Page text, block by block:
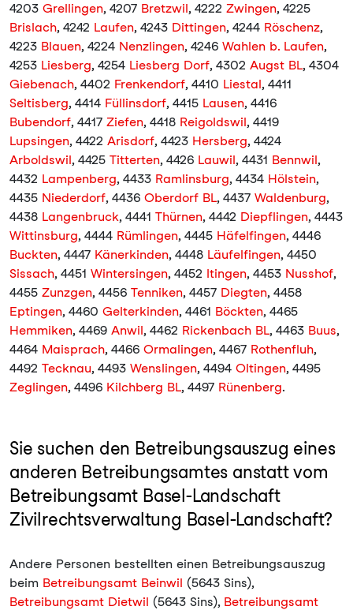
4203 Grellingen, 4207 Bretzwil, 4222 Zwingen, 4225
Brislach, 4242 Laufen, 4243 Dittingen, 4244 Röschenz,
4223 Blauen, 4224 Nenzlingen, 4246 Wahlen b. Laufen,
4253 Liesberg, 4254 Liesberg Dorf, 4302 Augst BL, 4304
Giebenach, 4402 Frenkendorf, 4410 Liestal, 4411
Seltisberg, 4414 Füllinsdorf, 4415 Lausen, 4416
Bubendorf, 4417 Ziefen, 4418 Reigoldswil, 4419
Lupsingen, 4422 Arisdorf, 4423 Hersberg, 4424
Arboldswil, 4425 Titterten, 4426 Lauwil, 4431 Bennwil,
4432 Lampenberg, 4433 Ramlinsburg, 4434 Hölstein,
4435 Niederdorf, 4436 Oberdorf BL, 4437 Waldenburg,
4438 Langenbruck, 4441 Thürnen, 4442 Diepflingen, 4443
Wittinsburg, 4444 Rümlingen, 4445 Häfelfingen, 4446
Buckten, 4447 Känerkinden, 4448 Läufelfingen, 4450
Sissach, 4451 Wintersingen, 4452 Itingen, 4453 Nusshof,
4455 Zunzgen, 4456 Tenniken, 4457 Diegten, 4458
Eptingen, 4460 Gelterkinden, 4461 Böckten, 4465
Hemmiken, 4469 Anwil, 4462 Rickenbach BL, 4463 Buus,
4464 Maisprach, 4466 Ormalingen, 4467 Rothenfluh,
4492 Tecknau, 4493 Wenslingen, 4494 Oltingen, 4495
Zeglingen, 4496 Kilchberg BL, 4497 Rünenberg.
Sie suchen den Betreibungsauszug eines
anderen Betreibungsamtes anstatt vom
Betreibungsamt Basel-Landschaft
Zivilrechtsverwaltung Basel-Landschaft?
Andere Personen bestellten einen Betreibungsauszug
beim Betreibungsamt Beinwil (5643 Sins),
Betreibungsamt Dietwil (5643 Sins), Betreibungsamt